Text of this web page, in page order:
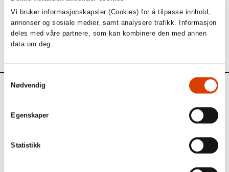
Vi bruker informasjonskapsler (Cookies) for å tilpasse innhold,
annonser og sosiale medier, samt analysere trafikk. Informasjon
deles med våre partnere, som kan kombinere den med annen
data om deg.
Nødvendig
Egenskaper
Statistikk
Foto, fra venstre:
Anne Lande Peters, Linn Strømsborg (foto: Heidi Furre) og
Monica Isakstuen (foto: Paal Audestad).
Kommende aktiviteter